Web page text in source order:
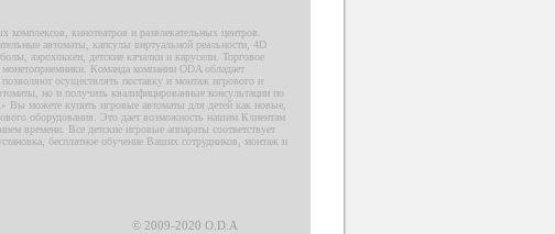
кинотеатров и развлекательных центров.
автоматы, капсулы виртуальной реальности, 4D
аэрохоккеи, детские качалки и карусели. Торговое
Команда компании ODA обладает
осуществлять поставку и монтаж игрового и
но и получить квалифицированные консультации по
Вы можете купить игровые автоматы для детей как новые,
оборудования. Это дает возможность нашим Клиентам
времени. Все детские игровые аппараты соответствует
бесплатное обучение Ваших сотрудников, монтаж и
© 2009-2020 O.D.A